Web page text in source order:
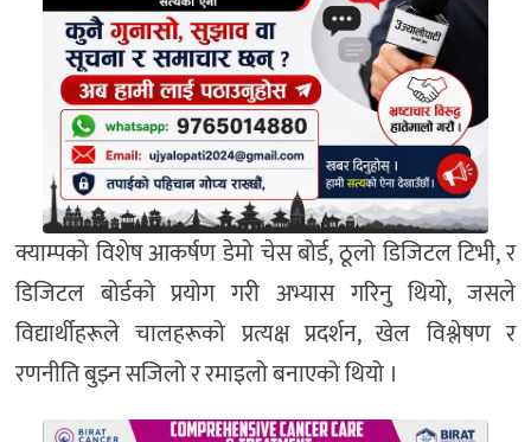
क्याम्पको विशेष आकर्षण डेमो चेस बोर्ड, ठूलो डिजिटल टिभी, र
डिजिटल बोर्डको प्रयोग गरी अभ्यास गरिनु थियो, जसले
विद्यार्थीहरूले चालहरूको प्रत्यक्ष प्रदर्शन, खेल विश्लेषण र
रणनीति बुझ्न सजिलो र रमाइलो बनाएको थियो ।